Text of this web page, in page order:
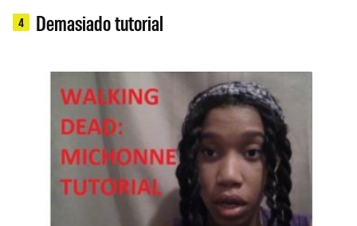
4 Demasiado tutorial